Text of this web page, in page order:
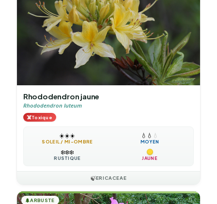
Rhododendron jaune
Rhododendron luteum
☠️Toxique
☀️☀️☀️
SOLEIL / MI-OMBRE
💧 💧 💧
MOYEN
❄️❄️❄️
RUSTIQUE JAUNE
🍃ERICACEAE
🌲ARBUSTE